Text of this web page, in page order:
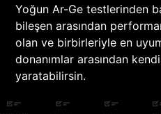
Yoğun Ar-Ge testlerinden
bileşen arasından
olan ve birbirleriyle en
donanımlar arasından
yaratabilirsin.